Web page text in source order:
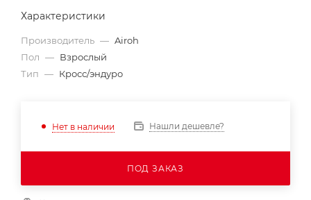
Характеристики
Производитель — Airoh
Пол — Взрослый
Тип — Кросс/эндуро
Нет в наличии Нашли дешевле?
ПОД ЗАКАЗ